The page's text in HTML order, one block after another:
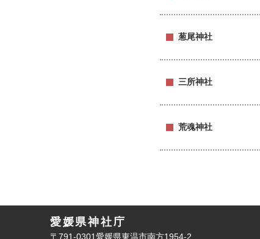
葱尾神社
三所神社
荒魂神社
愛媛県神社庁
〒791-0301愛媛県東温市南方1954-2